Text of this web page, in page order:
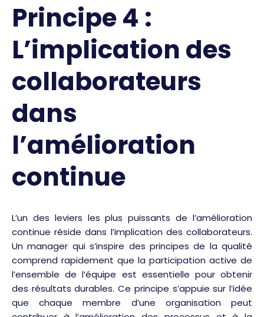
Principe 4 :
L’implication des
collaborateurs
dans
l’amélioration
continue
L’un des leviers les plus puissants de l’amélioration
continue réside dans l’implication des collaborateurs.
Un manager qui s’inspire des principes de la qualité
comprend rapidement que la participation active de
l’ensemble de l’équipe est essentielle pour obtenir
des résultats durables. Ce principe s’appuie sur l’idée
que chaque membre d’une organisation peut